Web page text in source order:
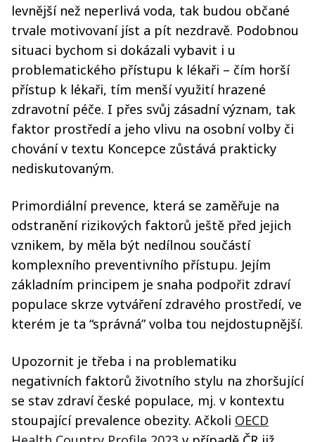
levnější než neperlivá voda, tak budou občané
trvale motivovaní jíst a pít nezdravě. Podobnou
situaci bychom si dokázali vybavit i u
problematického přístupu k lékaři – čím horší
přístup k lékaři, tím menší využití hrazené
zdravotní péče. I přes svůj zásadní význam, tak
faktor prostředí a jeho vlivu na osobní volby či
chování v textu Koncepce zůstává prakticky
nediskutovaným.
Primordiální prevence, která se zaměřuje na
odstranění rizikových faktorů ještě před jejich
vznikem, by měla být nedílnou součástí
komplexního preventivního přístupu. Jejím
základním principem je snaha podpořit zdraví
populace skrze vytváření zdravého prostředí, ve
kterém je ta “správná” volba tou nejdostupnější.
Upozornit je třeba i na problematiku
negativních faktorů životního stylu na zhoršující
se stav zdraví české populace, mj. v kontextu
stoupající prevalence obezity. Ačkoli OECD